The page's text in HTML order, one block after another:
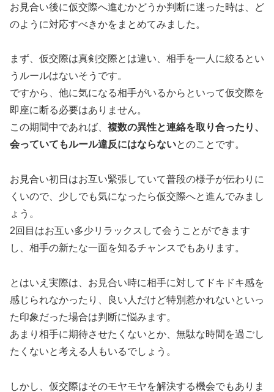
お見合い後に仮交際へ進むかどうか判断に迷った時は、ど
のように対応すべきかをまとめてみました。
まず、仮交際は真剣交際とは違い、相手を一人に絞るとい
うルールはないそうです。
ですから、他に気になる相手がいるからといって仮交際を
即座に断る必要はありません。
この期間中であれば、 複数の異性と連絡を取り合ったり、
会っていてもルール違反にはならないとのことです。
お見合い初日はお互い緊張していて普段の様子が伝わりに
くいので、少しでも気になったら仮交際へと進んでみまし
ょう。
2回目はお互い多少リラックスして会うことができます
し、相手の新たな一面を知るチャンスでもあります。
とはいえ実際は、お見合い時に相手に対してドキドキ感を
感じられなかったり、良い人だけど特別惹かれないといっ
た印象だった場合は判断に悩みます。
あまり相手に期待させたくないとか、無駄な時間を過ごし
たくないと考える人もいるでしょう。
しかし、仮交際はそのモヤモヤを解決する機会でもありま